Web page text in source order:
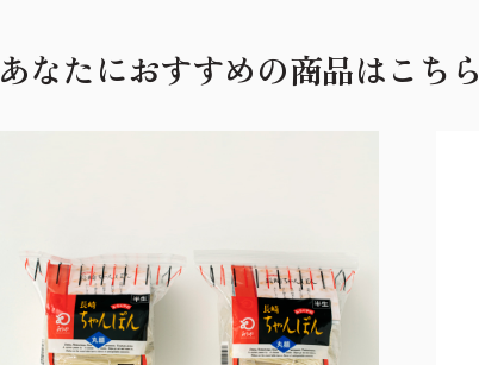
あなたにおすすめの商品はこちら